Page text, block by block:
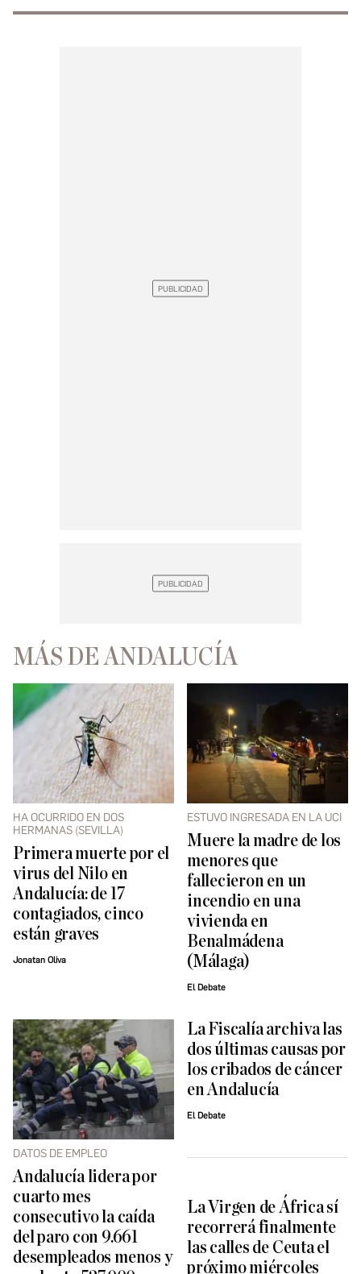
MÁS DE ANDALUCÍA
HA OCURRIDO EN DOS
HERMANAS (SEVILLA)
Primera muerte por el
virus del Nilo en
Andalucía: de 17
contagiados, cinco
están graves
Jonatan Oliva
ESTUVO INGRESADA EN LA UCI
Muere la madre de los
menores que
fallecieron en un
incendio en una
vivienda en
Benalmádena
(Málaga)
El Debate
DATOS DE EMPLEO
Andalucía lidera por
cuarto mes
consecutivo la caída
del paro con 9.661
desempleados menos y
La Fiscalía archiva las
dos últimas causas por
los cribados de cáncer
en Andalucía
El Debate
La Virgen de África sí
recorrerá finalmente
las calles de Ceuta el
próximo miércoles